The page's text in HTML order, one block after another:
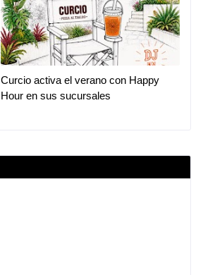
Curcio activa el verano con Happy
Hour en sus sucursales